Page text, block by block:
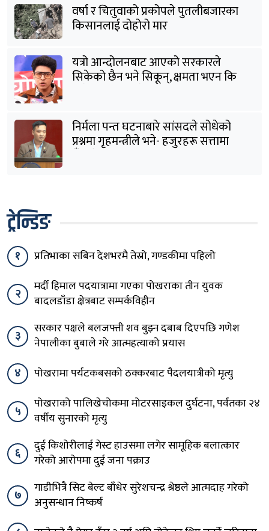
वर्षा र चितुवाको प्रकोपले पुतलीबजारका
किसानलाई दोहोरो मार
यत्रो आन्दोलनबाट आएको सरकारले
सिकेको छैन भने सिकून्, क्षमता भएन कि
निर्मला पन्त घटनाबारे सांसदले सोधेको
प्रश्नमा गृहमन्त्रीले भने- हजुरहरू सत्तामा
ट्रेन्डिङ
१ प्रतिभाका सबिन देशभरमै तेस्रो, गण्डकीमा पहिलो
२
मर्दी हिमाल पदयात्रामा गएका पोखराका तीन युवक
बादलडाँडा क्षेत्रबाट सम्पर्कविहीन
३
सरकार पक्षले बलजफ्ती शव बुझ्न दबाब दिएपछि गणेश
नेपालीका बुबाले गरे आत्महत्याको प्रयास
४
पोखरामा पर्यटकबसको ठक्करबाट पैदलयात्रीको मृत्यु
५
पोखराको पालिखेचोकमा मोटरसाइकल दुर्घटना, पर्वतका २४
वर्षीय सुनारको मृत्यु
६
दुई किशोरीलाई गेस्ट हाउसमा लगेर सामूहिक बलात्कार
गरेको आरोपमा दुई जना पक्राउ
७
गाडीभित्रै सिट बेल्ट बाँधेर सुरेशचन्द्र श्रेष्ठले आत्मदाह गरेको
अनुसन्धान निष्कर्ष